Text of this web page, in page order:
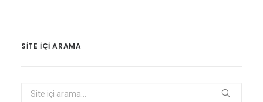
SITE IÇI ARAMA